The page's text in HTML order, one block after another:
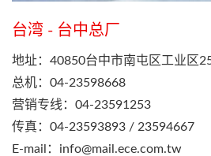
台湾 - 台中总厂
地址：40850台中市南屯区工业区
总机：04-23598668
营销专线：04-23591253
传真：04-23593893 / 23594667
E-mail： info@mail.ece.com.tw